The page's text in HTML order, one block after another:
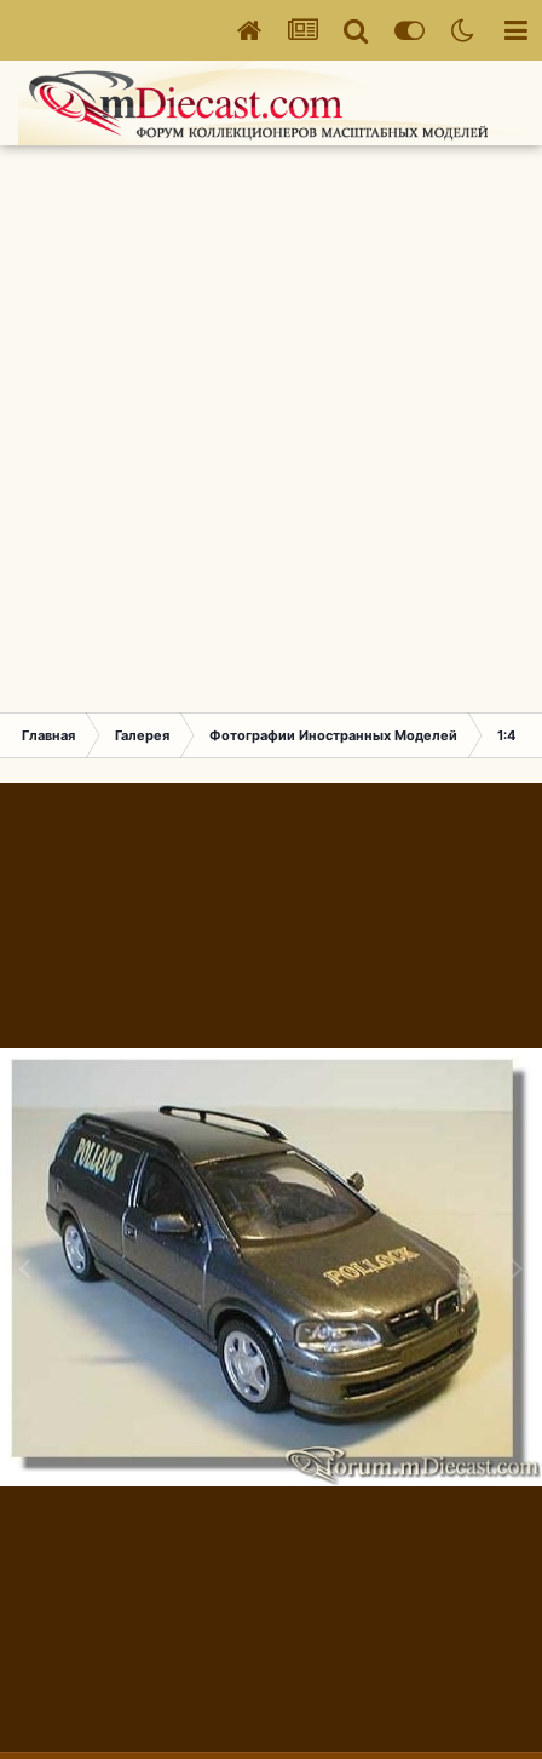
Главная Галерея Фотографии Иностранных Моделей 1:43